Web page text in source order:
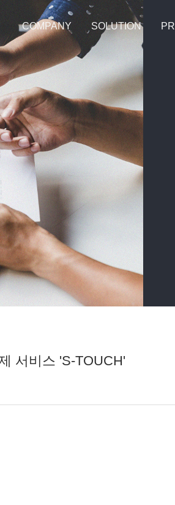
COMPANY SOLUTION PR
서비스 'S-TOUCH'